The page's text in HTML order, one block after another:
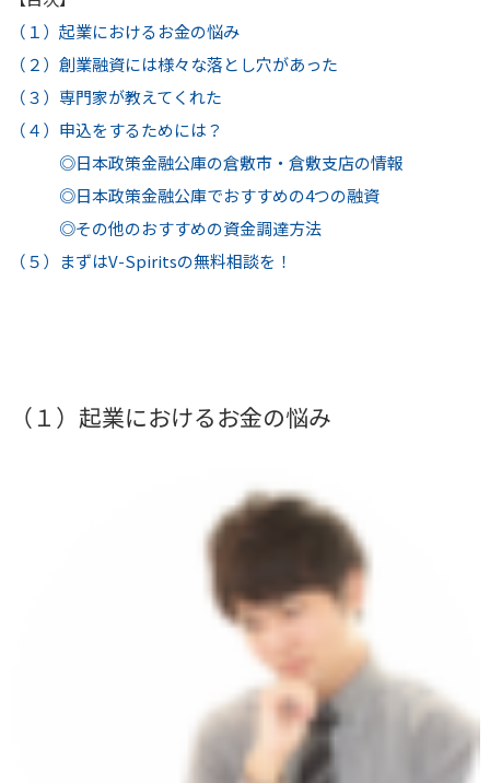
（１）起業におけるお金の悩み
（２）創業融資には様々な落とし穴があった
（３）専門家が教えてくれた
（４）申込をするためには？
◎日本政策金融公庫の倉敷市・倉敷支店の情報
◎日本政策金融公庫でおすすめの4つの融資
◎その他のおすすめの資金調達方法
（５）まずはV-Spiritsの無料相談を！
（１）起業におけるお金の悩み